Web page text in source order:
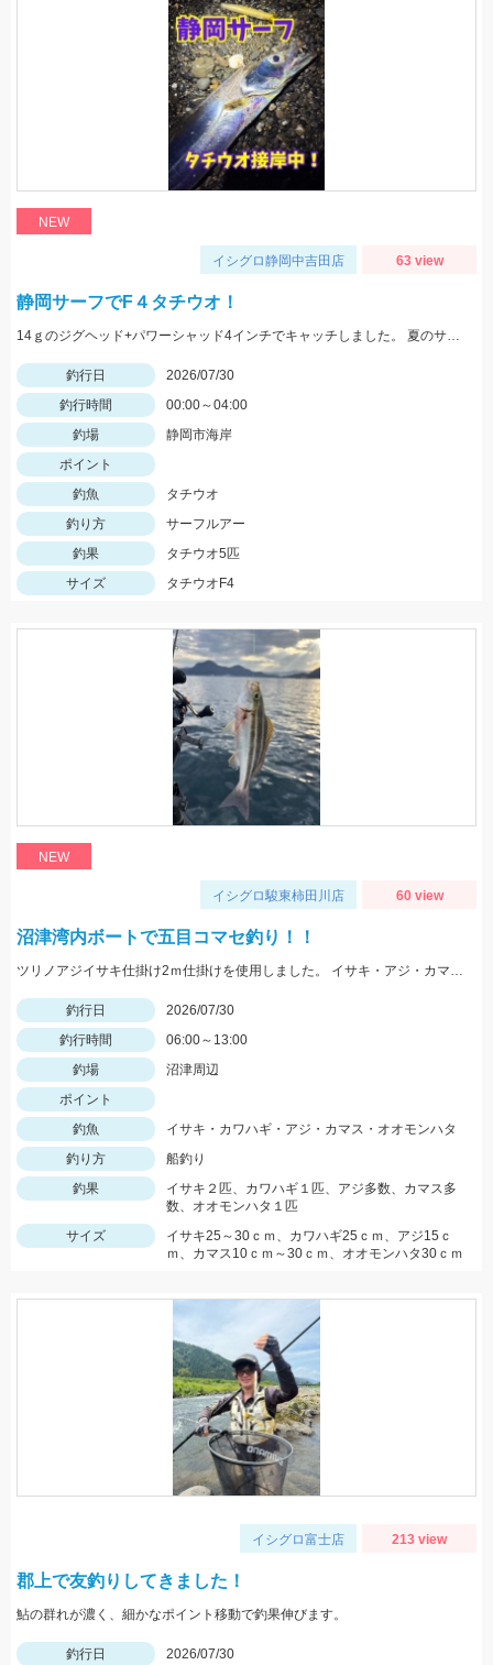
NEW
イシグロ静岡中吉田店 63 view
静岡サーフでF４タチウオ！
14ｇのジグヘッド+パワーシャッド4インチでキャッチしました。 夏のサーフタチウオゲームはこれからですね！
釣行日
2026/07/30
釣行時間
00:00～04:00
釣場
静岡市海岸
ポイント
釣魚
タチウオ
釣り方
サーフルアー
釣果
タチウオ5匹
サイズ
タチウオF4
NEW
イシグロ駿東柿田川店 60 view
沼津湾内ボートで五目コマセ釣り！！
ツリノアジイサキ仕掛け2ｍ仕掛けを使用しました。 イサキ・アジ・カマスの魚影が多くいられました。 ハタ系は去年より少なく感じました。 水深は比較的浅い30ｍ前後の根を狙いました。 イサキは小さい個体が多くその中に大きいのが混じっている印象でした。
釣行日
2026/07/30
釣行時間
06:00～13:00
釣場
沼津周辺
ポイント
釣魚
イサキ・カワハギ・アジ・カマス・オオモンハタ
釣り方
船釣り
釣果
イサキ２匹、カワハギ１匹、アジ多数、カマス多
数、オオモンハタ１匹
サイズ
イサキ25～30ｃｍ、カワハギ25ｃｍ、アジ15ｃ
ｍ、カマス10ｃｍ～30ｃｍ、オオモンハタ30ｃｍ
イシグロ富士店 213 view
郡上で友釣りしてきました！
鮎の群れが濃く、細かなポイント移動で釣果伸びます。
釣行日 2026/07/30